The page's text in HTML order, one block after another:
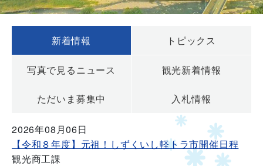
新着情報 トピックス
写真で見るニュース 観光新着情報
ただいま募集中 入札情報
2026年08月06日
【令和８年度】元祖！しずくいし軽トラ市開催日程
観光商工課